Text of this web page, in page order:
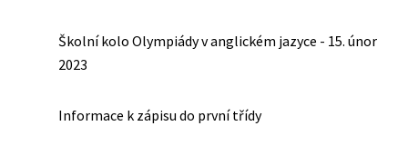
Školní kolo Olympiády v anglickém jazyce - 15. únor
2023
Informace k zápisu do první třídy